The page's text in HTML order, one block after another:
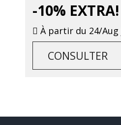
-10% EXTRA!
À partir du 24/Aug
CONSULTER